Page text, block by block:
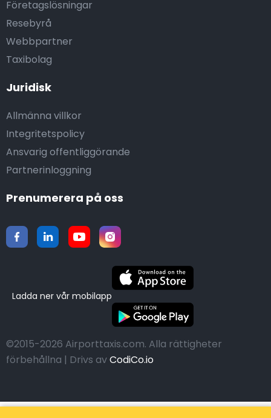
Företagslösningar
Resebyrå
Webbpartner
Taxibolag
Juridisk
Allmänna villkor
Integritetspolicy
Ansvarig offentliggörande
Partnerinloggning
Prenumerera på oss
Ladda ner vår mobilapp
©2015-2026 Airporttaxis.com. Alla rättigheter
förbehållna | Drivs avCodiCo.io